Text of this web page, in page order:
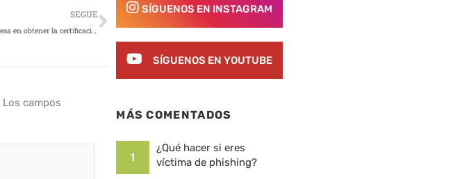
SEGUE
Unisys, la primera empresa en obtener la certificación ENS con la nueva normativaISYS
Siguiente
Los campos
SÍGUENOS EN INSTAGRAM
SÍGUENOS EN YOUTUBE
MÁS COMENTADOS
1
¿Qué hacer si eres
víctima de phishing?